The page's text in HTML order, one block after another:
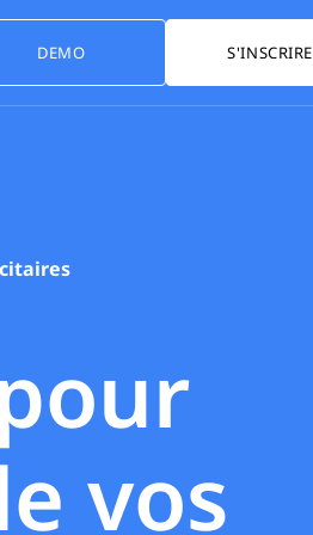
DEMO S'INSCRIRE
vos